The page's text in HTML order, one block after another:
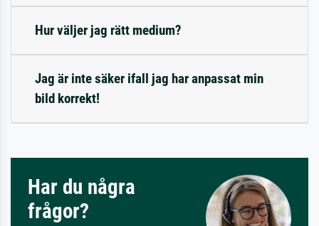
Hur väljer jag rätt medium?
Jag är inte säker ifall jag har anpassat min
bild korrekt!
Har du några
frågor?